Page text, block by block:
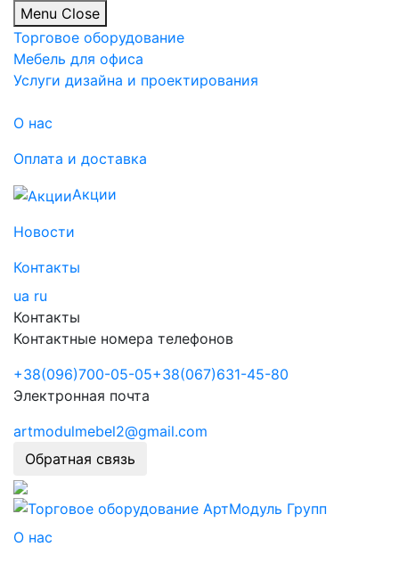
Menu Close
Торговое оборудование
Мебель для офиса
Услуги дизайна и проектирования
О нас
Оплата и доставка
Акции
Новости
Контакты
ua ru
Контакты
Контактные номера телефонов
+38(096)700-05-05+38(067)631-45-80
Электронная почта
artmodulmebel2@gmail.com
Обратная связь
О нас